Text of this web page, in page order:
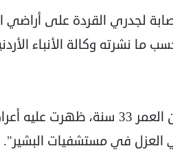
لجدري القردة على أراضي
نشرته وكالة الأنباء
وأضافت وزارة الصحة بأن "المصاب ذكر يبلغ من العمر 33
في مستشفيات البشير".